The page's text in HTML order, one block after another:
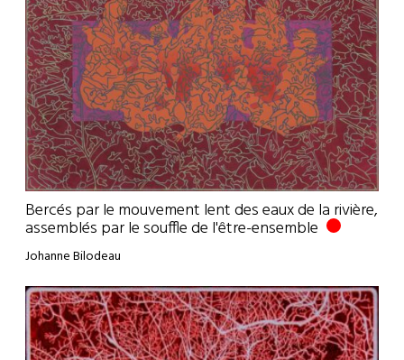
Bercés par le mouvement lent des eaux de la rivière,
assemblés par le souffle de l'être-ensemble
Johanne Bilodeau